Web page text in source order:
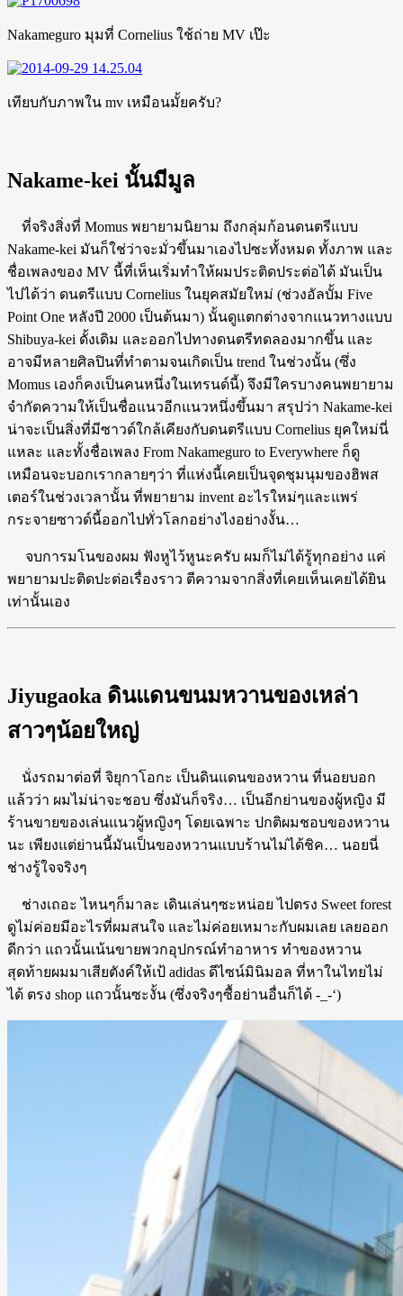
Nakameguro มุมที่ Cornelius ใช้ถ่าย MV เป๊ะ
เทียบกับภาพใน mv เหมือนมั้ยครับ?
Nakame-kei นั้นมีมูล
ที่จริงสิ่งที่ Momus พยายามนิยาม ถึงกลุ่มก้อนดนตรีแบบ
Nakame-kei มันก็ใช่ว่าจะมั่วขึ้นมาเองไปซะทั้งหมด ทั้งภาพ และ
ชื่อเพลงของ MV นี้ที่เห็นเริ่มทำให้ผมประติดประต่อได้ มันเป็น
ไปได้ว่า ดนตรีแบบ Cornelius ในยุคสมัยใหม่ (ช่วงอัลบั้ม Five
Point One หลังปี 2000 เป็นต้นมา) นั้นดูแตกต่างจากแนวทางแบบ
Shibuya-kei ดั้งเดิม และออกไปทางดนตรีทดลองมากขึ้น และ
อาจมีหลายศิลปินที่ทำตามจนเกิดเป็น trend ในช่วงนั้น (ซึ่ง
Momus เองก็คงเป็นคนหนึ่งในเทรนด์นี้) จึงมีใครบางคนพยายาม
จำกัดความให้เป็นชื่อแนวอีกแนวหนึ่งขึ้นมา สรุปว่า Nakame-kei
น่าจะเป็นสิ่งที่มีซาวด์ใกล้เคียงกับดนตรีแบบ Cornelius ยุคใหม่นี่
แหละ และทั้งชื่อเพลง From Nakameguro to Everywhere ก็ดู
เหมือนจะบอกเรากลายๆว่า ที่แห่งนี้เคยเป็นจุดชุมนุมของฮิพส
เตอร์ในช่วงเวลานั้น ที่พยายาม invent อะไรใหม่ๆและแพร่
กระจายซาวด์นี้ออกไปทั่วโลกอย่างไงอย่างงั้น…
จบการมโนของผม ฟังหูไว้หูนะครับ ผมก็ไม่ได้รู้ทุกอย่าง แค่
พยายามปะติดปะต่อเรื่องราว ตีความจากสิ่งที่เคยเห็นเคยได้ยิน
เท่านั้นเอง
Jiyugaoka ดินแดนขนมหวานของเหล่า
สาวๆน้อยใหญ่
นั่งรถมาต่อที่ จิยุกาโอกะ เป็นดินแดนของหวาน ที่นอยบอก
แล้วว่า ผมไม่น่าจะชอบ ซึ่งมันก็จริง… เป็นอีกย่านของผู้หญิง มี
ร้านขายของเล่นแนวผู้หญิงๆ โดยเฉพาะ ปกติผมชอบของหวาน
นะ เพียงแต่ย่านนี้มันเป็นของหวานแบบร้านไม่ได้ชิค… นอยนี่
ช่างรู้ใจจริงๆ
ช่างเถอะ ไหนๆก็มาละ เดินเล่นๆซะหน่อย ไปตรง Sweet forest
ดูไม่ค่อยมีอะไรที่ผมสนใจ และไม่ค่อยเหมาะกับผมเลย เลยออก
ดีกว่า แถวนั้นเน้นขายพวกอุปกรณ์ทำอาหาร ทำของหวาน
สุดท้ายผมมาเสียตังค์ให้เป้ adidas ดีไซน์มินิมอล ที่หาในไทยไม่
ได้ ตรง shop แถวนั้นซะงั้น (ซึ่งจริงๆซื้อย่านอื่นก็ได้ -_-‘)